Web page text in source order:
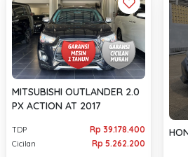
MITSUBISHI OUTLANDER 2.0
PX ACTION AT 2017
TDP Rp 39.178.400
Cicilan
Rp 5.262.200